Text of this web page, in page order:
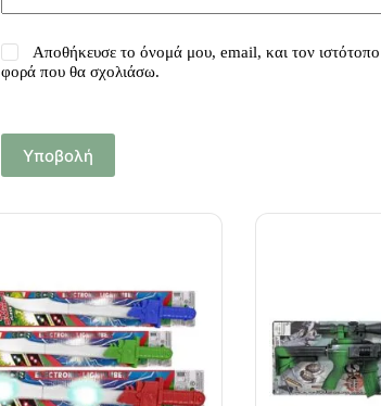
Αποθήκευσε το όνομά μου, email, και τον
φορά που θα σχολιάσω.
Υποβολή